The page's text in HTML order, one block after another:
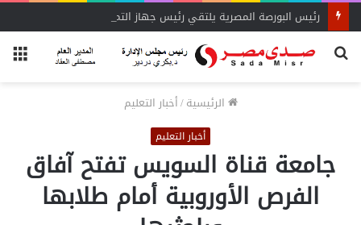
رئيس البورصة المصرية يلتقي رئيس جهاز التمثيل التجاري
بحث
الرئيسية/أخبار التعليم
أخبار التعليم
جامعة قناة السويس تفتح آفاق
الفرص الأوروبية أمام طلابها